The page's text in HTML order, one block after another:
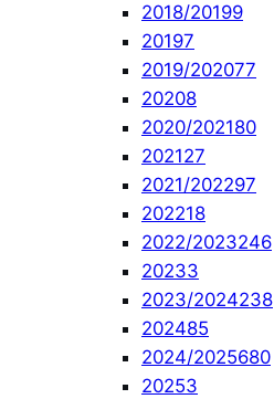
2018/20199
20197
2019/202077
20208
2020/202180
202127
2021/202297
202218
2022/2023246
20233
2023/2024238
202485
2024/2025680
20253